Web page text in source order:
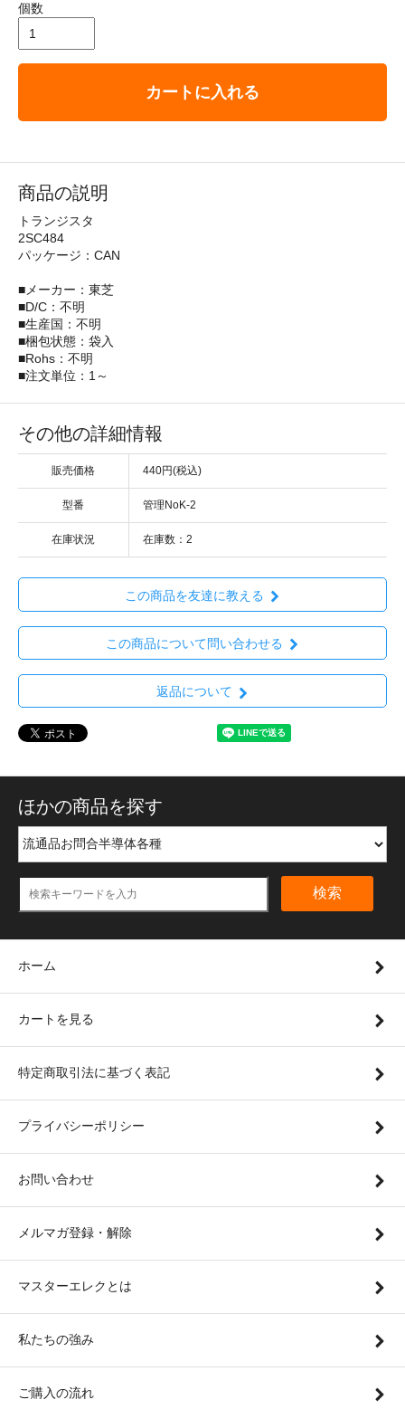
個数
カートに入れる
商品の説明
トランジスタ
2SC484
パッケージ：CAN
■メーカー：東芝
■D/C：不明
■生産国：不明
■梱包状態：袋入
■Rohs：不明
■注文単位：1～
その他の詳細情報
販売価格 440円(税込)
型番 管理NoK-2
在庫状況 在庫数：2
この商品を友達に教える
この商品について問い合わせる
返品について
ほかの商品を探す
検索
ホーム
カートを見る
特定商取引法に基づく表記
プライバシーポリシー
お問い合わせ
メルマガ登録・解除
マスターエレクとは
私たちの強み
ご購入の流れ